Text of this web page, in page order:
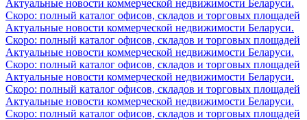
Актуальные новости коммерческой недвижимости Беларуси.
Скоро: полный каталог офисов, складов и торговых площадей
Актуальные новости коммерческой недвижимости Беларуси.
Скоро: полный каталог офисов, складов и торговых площадей
Актуальные новости коммерческой недвижимости Беларуси.
Скоро: полный каталог офисов, складов и торговых площадей
Актуальные новости коммерческой недвижимости Беларуси.
Скоро: полный каталог офисов, складов и торговых площадей
Актуальные новости коммерческой недвижимости Беларуси.
Скоро: полный каталог офисов, складов и торговых площадей